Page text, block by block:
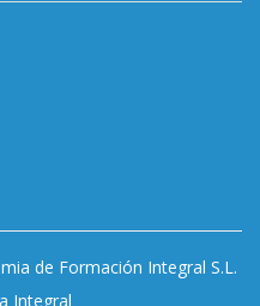
de Formación Integral S.L.